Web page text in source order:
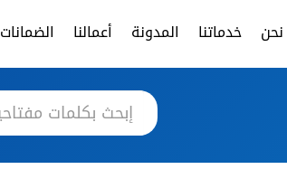
خدماتنا المدونة أعمالنا الضمانات